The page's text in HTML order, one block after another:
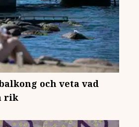
och veta vad
rik